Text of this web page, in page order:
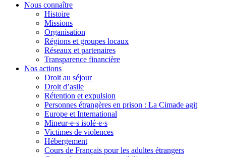
Nous connaître
Histoire
Missions
Organisation
Régions et groupes locaux
Réseaux et partenaires
Transparence financière
Nos actions
Droit au séjour
Droit d’asile
Rétention et expulsion
Personnes étrangères en prison : La Cimade agit
Europe et International
Mineur·e·s isolé·e·s
Victimes de violences
Hébergement
Cours de Français pour les adultes étrangers